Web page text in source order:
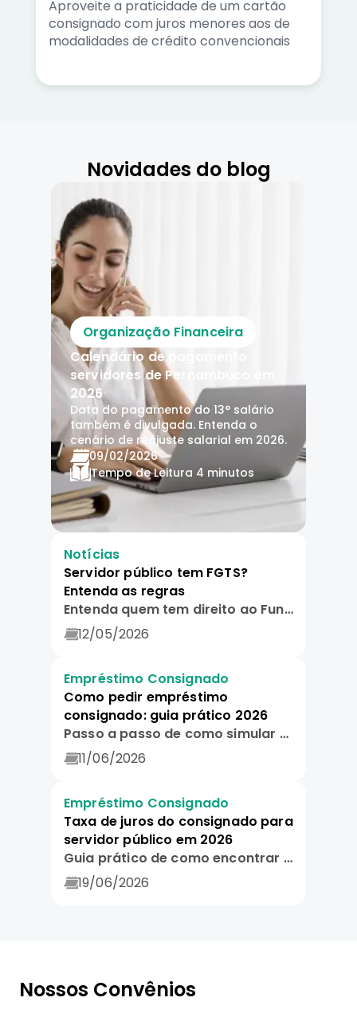
Aproveite a praticidade de um cartão
consignado com juros menores aos de
modalidades de crédito convencionais
Novidades do blog
Organização Financeira
Calendário de pagamento
servidores de Pernambuco em
2026
Data do pagamento do 13° salário
também é divulgada. Entenda o
cenário de reajuste salarial em 2026.
09/02/2026
Tempo de Leitura 4 minutos
Notícias
Servidor público tem FGTS?
Entenda as regras
Entenda quem tem direito ao Fundo de Garantia do Tempo de Serviço e quando pode sacar.
12/05/2026
Empréstimo Consignado
Como pedir empréstimo
consignado: guia prático 2026
Passo a passo de como simular e contratar empréstimo consignado online. Lista de documentação necessária.
11/06/2026
Empréstimo Consignado
Taxa de juros do consignado para
servidor público em 2026
Guia prático de como encontrar as melhores taxas de empréstimo consignado online para servidores públicos em 2026.
19/06/2026
Nossos Convênios